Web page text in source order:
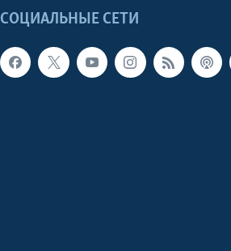
СОЦИАЛЬНЫЕ СЕТИ